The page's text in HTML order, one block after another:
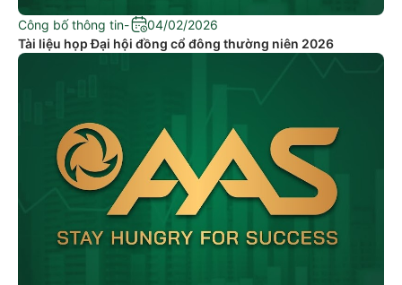
Công bố thông tin-
04/02/2026
Tài liệu họp Đại hội đồng cổ đông thường niên 2026